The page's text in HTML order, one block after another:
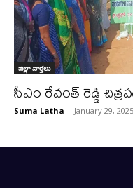
జిల్లా వార్త‌లు
సీఎం రేవంత్ రెడ్డి
Suma Latha - January 29, 2025